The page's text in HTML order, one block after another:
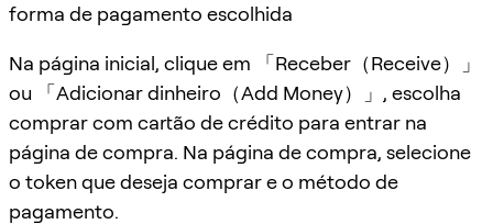
forma de pagamento escolhida
Na página inicial, clique em 「Receber（Receive）」
ou 「Adicionar dinheiro（Add Money）」, escolha
comprar com cartão de crédito para entrar na
página de compra. Na página de compra, selecione
o token que deseja comprar e o método de
pagamento.